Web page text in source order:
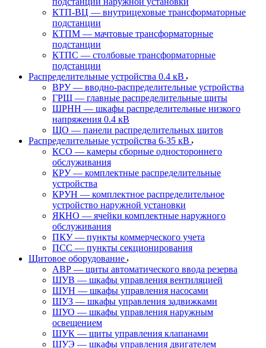
КТП-ВЦ — внутрицеховые трансформаторные
подстанции
КТПМ — мачтовые трансформаторные
подстанции
КТПС — столбовые трансформаторные
подстанции
Распределительные устройства 0.4 кВ
ВРУ — вводно-распределительные устройства
ГРЩ — главные распределительные щиты
ШРНН — шкафы распределительные низкого
напряжения 0.4 кВ
ЩО — панели распределительных щитов
Распределительные устройства 6-35 кВ
КСО — камеры сборные одностороннего
обслуживания
КРУ — комплектные распределительные
устройства
КРУН — комплектное распределительное
устройство наружной установки
ЯКНО — ячейки комплектные наружного
обслуживания
ПКУ — пункты коммерческого учета
ПСС — пункты секционирования
Щитовое оборудование
АВР — щиты автоматического ввода резерва
ШУВ — шкафы управления вентиляцией
ШУН — шкафы управления насосами
ШУЗ — шкафы управления задвижками
ШУО — шкафы управления наружным
освещением
ШУК — щиты управления клапанами
ШУЭ — шкафы управления двигателем